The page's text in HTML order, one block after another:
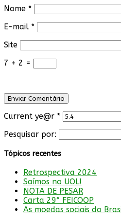
Nome *
E-mail *
Site
7 + 2 =
Current ye@r *
Pesquisar por:
Tópicos recentes
Retrospectiva 2024
Saímos no UOL!
NOTA DE PESAR
Carta 29° FEICOOP
As moedas sociais do